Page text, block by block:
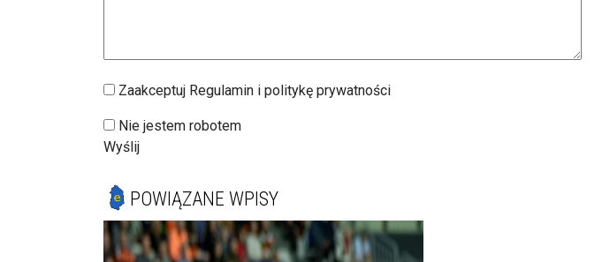
Zaakceptuj Regulamin i politykę prywatności
Nie jestem robotem
Wyślij
POWIĄZANE WPISY